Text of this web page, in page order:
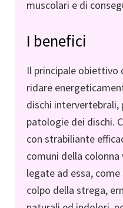
muscolari e di
I benefici
Il principale obiettivo
ridare
dischi intervertebrali,
patologie dei dischi.
con strabiliante
comuni della
legate ad essa,
colpo della strega,